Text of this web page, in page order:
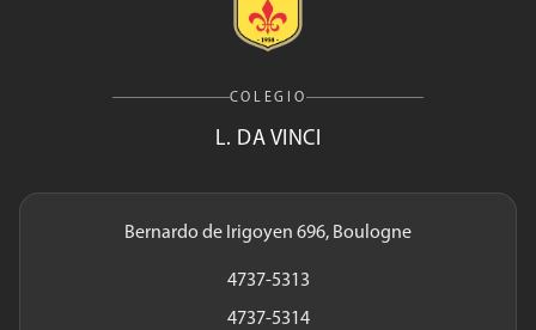
COLEGIO
L. DA VINCI
Bernardo de Irigoyen 696, Boulogne
4737-5313
4737-5314